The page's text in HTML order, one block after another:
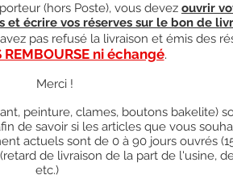
(hors Poste), vous devez ouvrir
et écrire vos réserves sur le bon de
pas refusé la livraison et émis des
REMBOURSE ni échangé.
Merci !
peinture, clames, boutons bakelite)
de savoir si les articles que vous
actuels sont de 0 à 90 jours ouvrés
de livraison de la part de l'usine,
etc.)